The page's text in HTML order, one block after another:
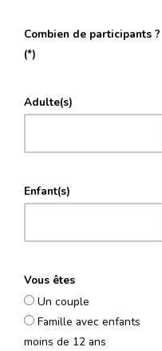
Combien de participants ?
(*)
Adulte(s)
Enfant(s)
Vous êtes
Un couple
Famille avec enfants
moins de 12 ans